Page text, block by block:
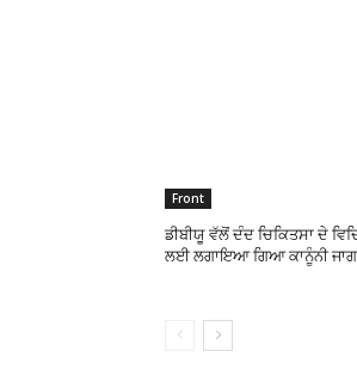
Front
ਡੀਬੀਯੂ ਵੱਲੋਂ ਦੰਦ ਚਿਕਿਤਸਾ ਦੇ
ਲਈ ਲਗਾਇਆ ਗਿਆ ਕਾਨੂੰਨੀ